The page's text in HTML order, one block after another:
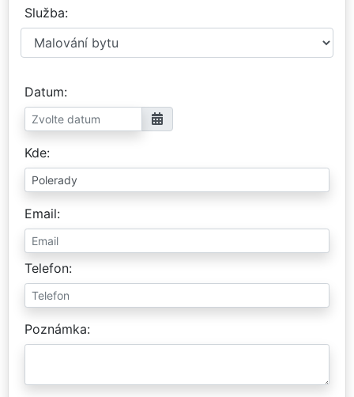
Služba
Datum
Kde
Email
Telefon
Poznámka